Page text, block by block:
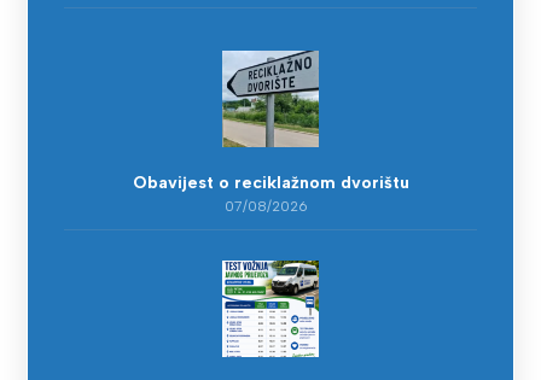
Obavijest o reciklažnom dvorištu
07/08/2026